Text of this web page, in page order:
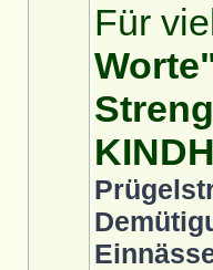
Für